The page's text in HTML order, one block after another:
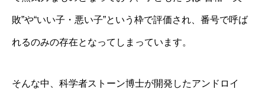
敗”や“いい子・悪い子”という枠で評価され、番号で呼ば
れるのみの存在となってしまっています。
そんな中、科学者ストーン博士が開発したアンドロイ